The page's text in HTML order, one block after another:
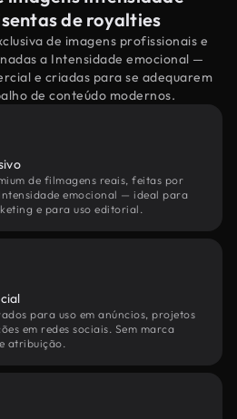
de royalties
de imagens profissionais e
a Intensidade emocional —
e criadas para se adequarem
de conteúdo modernos.
de filmagens reais, feitas por
emocional — ideal para
e para uso editorial.
para uso em anúncios, projetos
em redes sociais. Sem marca
atribuição.